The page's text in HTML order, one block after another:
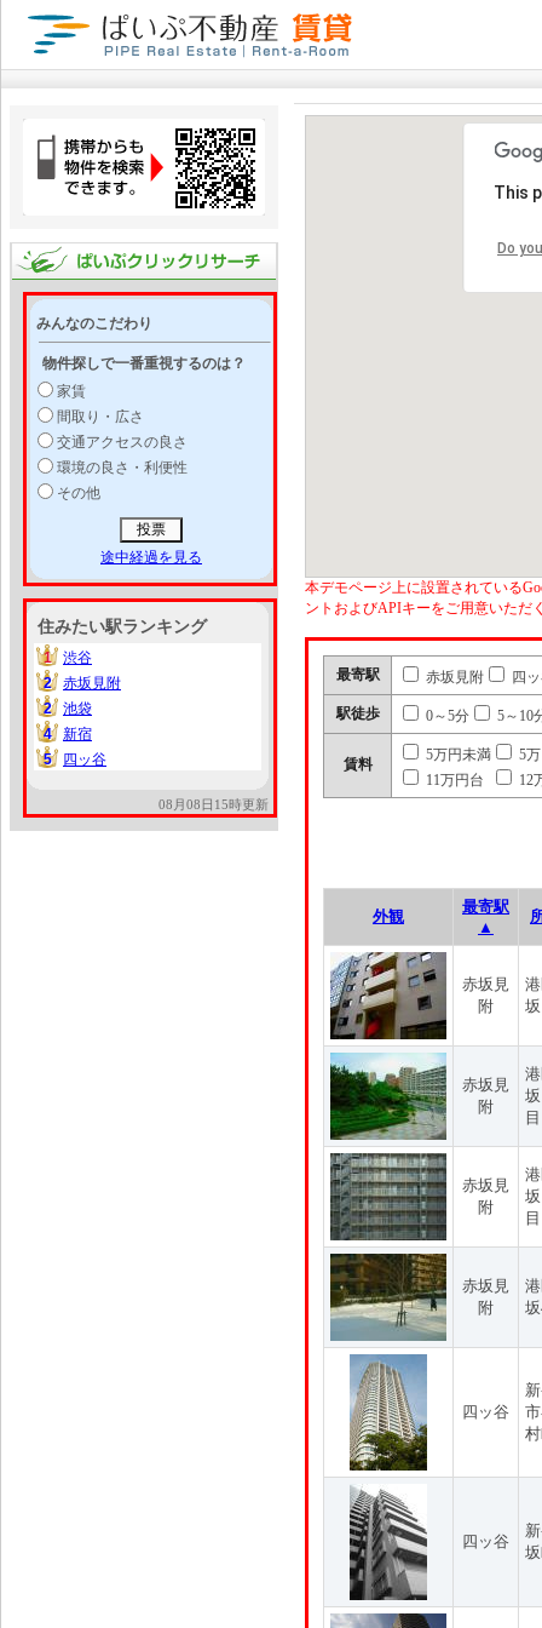
みんなのこだわり
物件探しで一番重視するのは？
家賃
間取り・広さ
交通アクセスの良さ
環境の良さ・利便性
その他
途中経過を見る
住みたい駅ランキング
1
1
渋谷
2
2
赤坂見附
2
2
池袋
4
4
新宿
5
5 四ッ谷
08月08日15時更新
This
Do
本デモページ上に設置されている
ントおよびAPIキーをご用意いただ
最寄駅 赤坂見附 四
駅徒歩 0～5分 5～10
賃料
5万円未満
5
11万円台
12
外観
最寄駅
▲
赤坂見
附
赤坂見
附
目
赤坂見
附
目
赤坂見
附
四ッ谷
四ッ谷